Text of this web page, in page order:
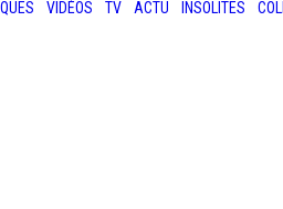
VIDÉOS TV ACTU INSOLITES